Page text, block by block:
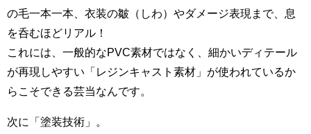
の毛一本一本、衣装の皺（しわ）やダメージ表現まで、息
を呑むほどリアル！
これには、一般的なPVC素材ではなく、細かいディテール
が再現しやすい「レジンキャスト素材」が使われているか
らこそできる芸当なんです。
次に「塗装技術」。